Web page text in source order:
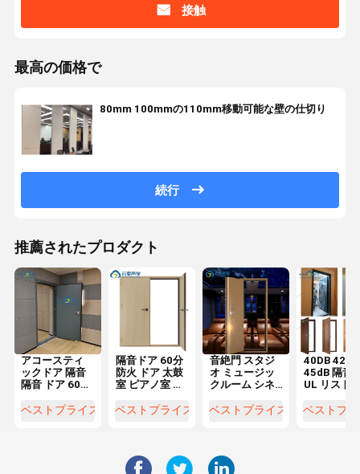
接触
最高の価格で
80mm 100mmの110mm移動可能な壁の仕切り
続行
推薦されたプロダクト
アコースティ
ックドア 隔音
隔音 ドア 60分
アのドラムル
ベストプライス
隔音ドア 60分
防火 ドア 太鼓
室 ピアノ室 勉
ベストプライス
音絶門 スタジ
オ ミュージッ
クルーム シネ
ーム アコース
ベストプライス
40DB 42dB
45dB 隔音
UL リスト/
のために承
ベストプ